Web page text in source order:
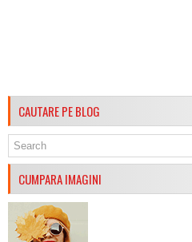
CAUTARE PE BLOG
CUMPARA IMAGINI